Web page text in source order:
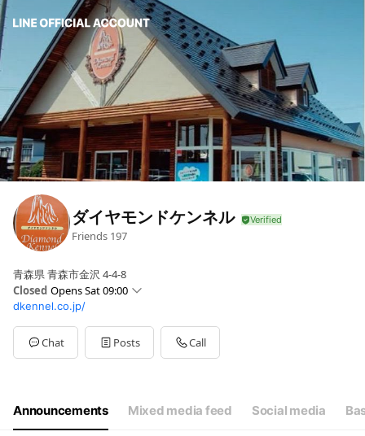
ダイヤモンドケンネル
Friends 197
青森県 青森市金沢 4-4-8
Closed Opens Sat 09:00
Sun09:00 - 18:00
Mon09:00 - 18:00
Tue09:00 - 18:00
Wed09:00 - 18:00
年末年始時短営業有り
dkennel.co.jp/
Chat Posts Call
Announcements Mixed media feed Social media